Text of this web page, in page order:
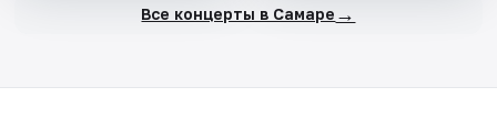
Все концерты в Самаре →